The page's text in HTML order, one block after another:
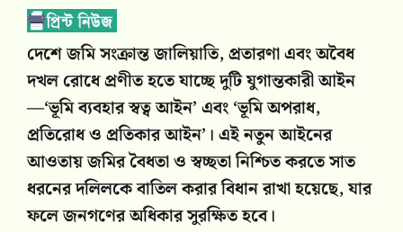
দেশে জমি সংক্রান্ত জালিয়াতি, প্রতারণা এবং অবৈধ
দখল রোধে প্রণীত হতে যাচ্ছে দুটি যুগান্তকারী আইন
—‘ভূমি ব্যবহার স্বত্ব আইন’ এবং ‘ভূমি অপরাধ,
প্রতিরোধ ও প্রতিকার আইন’। এই নতুন আইনের
আওতায় জমির বৈধতা ও স্বচ্ছতা নিশ্চিত করতে সাত
ধরনের দলিলকে বাতিল করার বিধান রাখা হয়েছে, যার
ফলে জনগণের অধিকার সুরক্ষিত হবে।